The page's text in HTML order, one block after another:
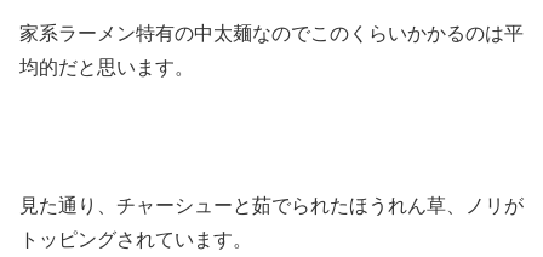
家系ラーメン特有の中太麺なのでこのくらいかかるのは平
均的だと思います。
見た通り、チャーシューと茹でられたほうれん草、ノリが
トッピングされています。